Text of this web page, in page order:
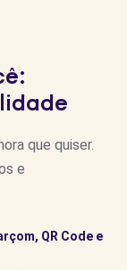
que quiser.
e
QR Code e